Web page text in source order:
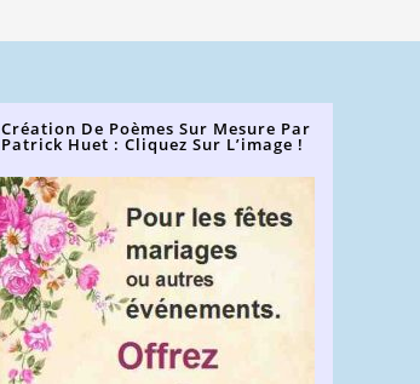
Création De Poèmes Sur Mesure Par
Patrick Huet : Cliquez Sur L’image !